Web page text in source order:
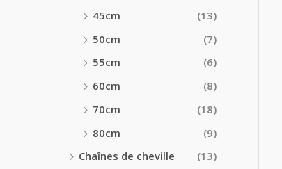
45cm
(13)
50cm
(7)
55cm
(6)
60cm
(8)
70cm
(18)
80cm
(9)
Chaînes de cheville
(13)